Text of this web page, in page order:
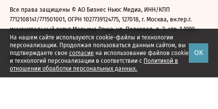
На нашем сайте используются cookie-файлы и технологии
персонализации. Продолжая пользоваться данным сайтом, вы
подтверждаете свое согласие на использование файлов cookie
и технологий персонализации в соответствии с Политикой в
отношении обработки персональных данных.
ОК
Все права защищены © АО Бизнес Ньюс Медиа, ИНН/КПП
7712108141/771501001, ОГРН 1027739124775, 127018, г. Москва, вн.тер.г.
муниципальный округ Марьина Роща, ул. Полковая, д. 3, стр. 1 1999—
2026